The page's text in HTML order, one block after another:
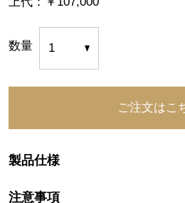
数量
製品仕様
注意事項